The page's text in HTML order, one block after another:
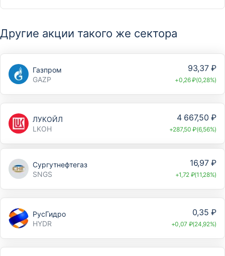
Другие акции такого же сектора
Газпром
GAZP
93,37 ₽
+0,26 ₽(0,28%)
ЛУКОЙЛ
LKOH
4 667,50 ₽
+287,50 ₽(6,56%)
Сургутнефтегаз
SNGS
16,97 ₽
+1,72 ₽(11,28%)
РусГидро
HYDR
0,35 ₽
+0,07 ₽(24,92%)